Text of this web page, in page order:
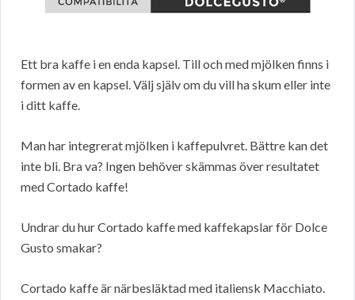
Ett bra kaffe i en enda kapsel. Till och med mjölken finns i
formen av en kapsel. Välj själv om du vill ha skum eller inte
i ditt kaffe.
Man har integrerat mjölken i kaffepulvret. Bättre kan det
inte bli. Bra va? Ingen behöver skämmas över resultatet
med Cortado kaffe!
Undrar du hur Cortado kaffe med kaffekapslar för Dolce
Gusto smakar?
Cortado kaffe är närbesläktad med italiensk Macchiato.